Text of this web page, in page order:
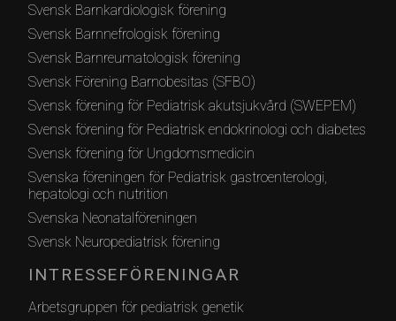
Svensk Barnkardiologisk förening
Svensk Barnnefrologisk förening
Svensk Barnreumatologisk förening
Svensk Förening Barnobesitas (SFBO)
Svensk förening för Pediatrisk akutsjukvård (SWEPEM)
Svensk förening för Pediatrisk endokrinologi och diabetes
Svensk förening för Ungdomsmedicin
Svenska föreningen för Pediatrisk gastroenterologi,
hepatologi och nutrition
Svenska Neonatalföreningen
Svensk Neuropediatrisk förening
INTRESSEFÖRENINGAR
Arbetsgruppen för pediatrisk genetik